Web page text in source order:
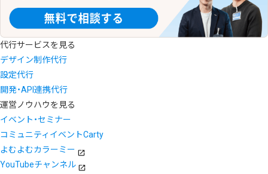
代行サービスを見る
デザイン制作代行
設定代行
開発・API連携代行
運営ノウハウを見る
イベント・セミナー
コミュニティイベントCarty
よむよむカラーミー
YouTubeチャンネル